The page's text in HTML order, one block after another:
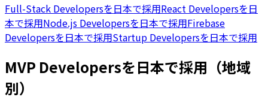
Full-Stack Developersを日本で採用React Developersを日
本で採用Node.js Developersを日本で採用Firebase
Developersを日本で採用Startup Developersを日本で採用
MVP Developersを日本で採用（地域
別）